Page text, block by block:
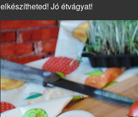
elkészítheted! Jó étvágyat!